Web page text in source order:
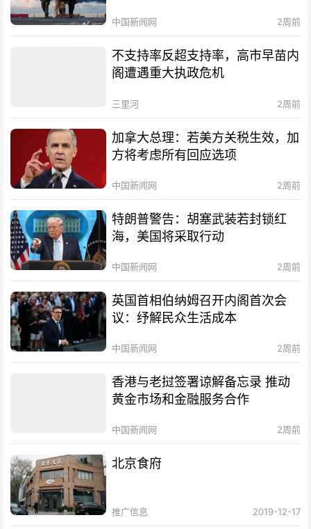
中国新闻网 2周前
不支持率反超支持率，高市早苗内
阁遭遇重大执政危机
三里河 2周前
加拿大总理：若美方关税生效，加
方将考虑所有回应选项
中国新闻网 2周前
特朗普警告：胡塞武装若封锁红
海，美国将采取行动
中国新闻网 2周前
英国首相伯纳姆召开内阁首次会
议：纾解民众生活成本
中国新闻网 2周前
香港与老挝签署谅解备忘录 推动
黄金市场和金融服务合作
中国新闻网 2周前
北京食府
推广信息 2019-12-17